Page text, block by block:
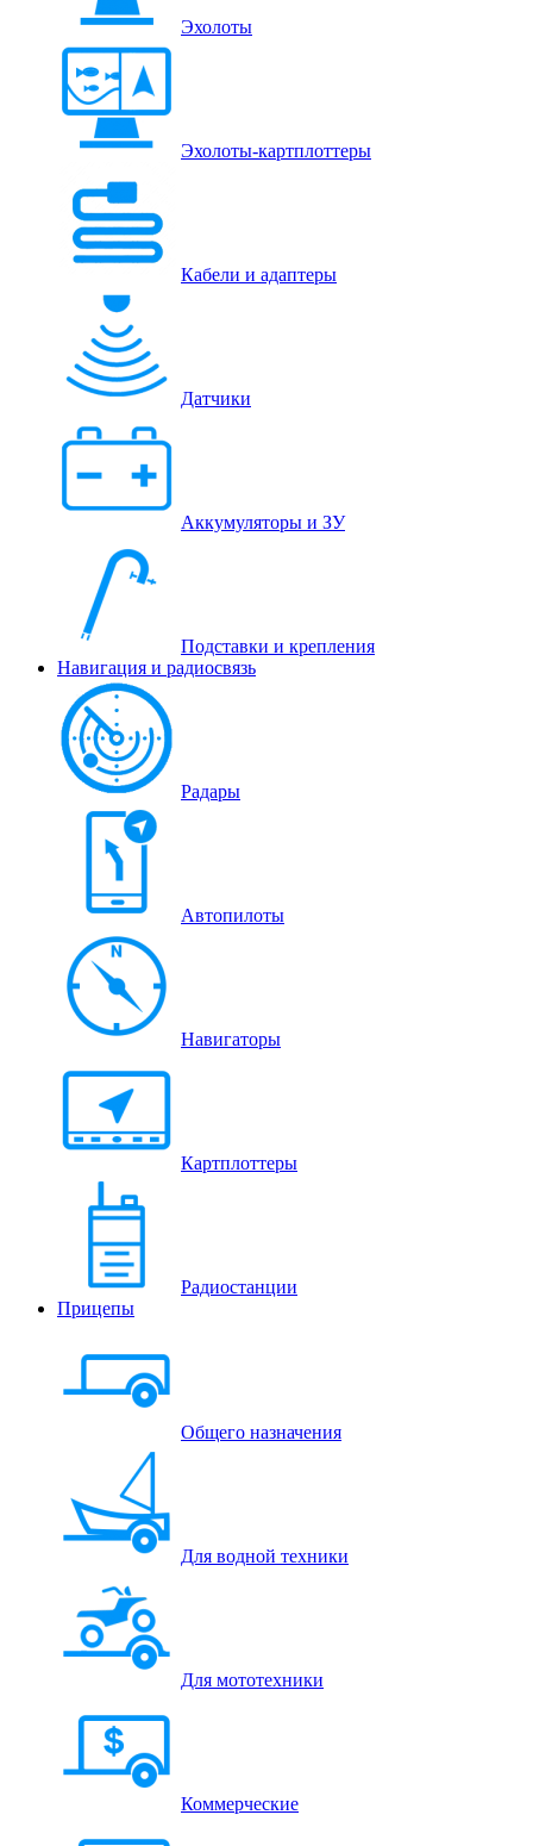
Эхолоты
Эхолоты-картплоттеры
Кабели и адаптеры
Датчики
Аккумуляторы и ЗУ
Подставки и крепления
Навигация и радиосвязь
Радары
Автопилоты
Навигаторы
Картплоттеры
Радиостанции
Прицепы
Общего назначения
Для водной техники
Для мототехники
Коммерческие